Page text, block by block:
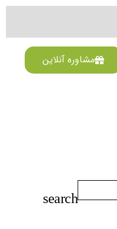
مشاوره آنلاین